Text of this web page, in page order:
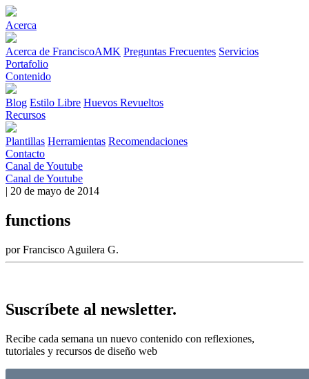
Acerca
Acerca de FranciscoAMK Preguntas Frecuentes Servicios
Portafolio
Contenido
Blog Estilo Libre Huevos Revueltos
Recursos
Plantillas Herramientas Recomendaciones
Contacto
Canal de Youtube
Canal de Youtube
| 20 de mayo de 2014
functions
por Francisco Aguilera G.
Suscríbete al newsletter.
Recibe cada semana un nuevo contenido con reflexiones,
tutoriales y recursos de diseño web